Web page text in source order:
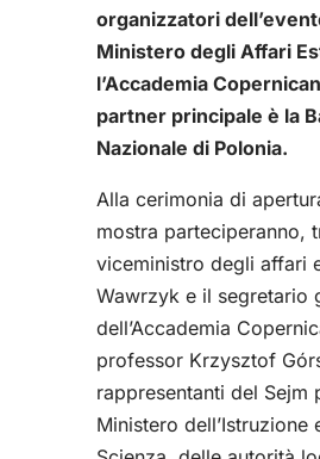
organizzatori
Ministero degli Affari
l’Accademia
partner principale è la
Nazionale di Polonia.
Alla cerimonia di
mostra parteciperanno,
viceministro degli affari
Wawrzyk e il segretario
dell’Accademia
professor Krzysztof
rappresentanti del Sejm
Ministero dell’Istruzione